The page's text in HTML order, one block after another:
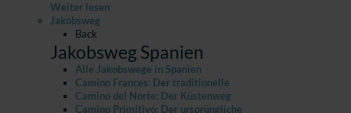
Weiter lesen
Jakobsweg
Back
Jakobsweg Spanien
Alle Jakobswege in Spanien
Camino Frances: Der traditionelle
Camino del Norte: Der Küstenweg
Camino Primitivo: Der ursprüngliche